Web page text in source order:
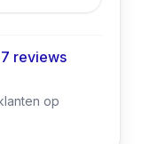
reviews
op